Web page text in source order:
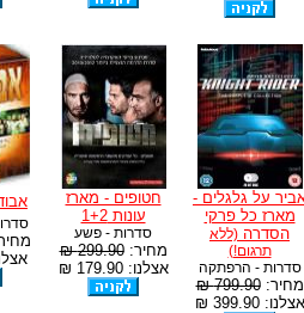
על גלגלים -
מארז כל פרקי
הסדרה (ללא
תרגום!)
סדרות - הרפתקה
מחיר:799.90 ₪
אצלנו: 399.90 ₪
חטופים - מארז
עונות 1+2
סדרות - פשע
מחיר:299.90 ₪
אצלנו: 179.90 ₪
אצלנו: